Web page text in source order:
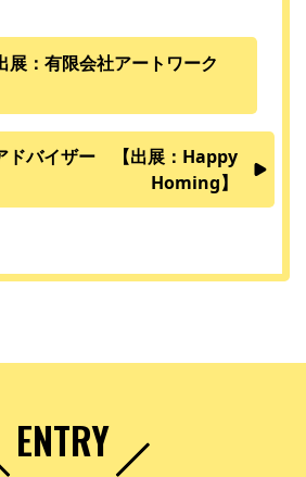
：有限会社アートワーク
ドバイザー 【出展：Happy
Homing】
ENTRY